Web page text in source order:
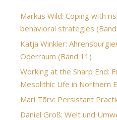
Markus Wild: Coping with
behavioral strategies
Katja Winkler:
Oderraum (Band 11)
Working at the Sharp End:
Mesolithic Life in Northern
Mari Tõrv: Persistant
Daniel Groß: Welt und